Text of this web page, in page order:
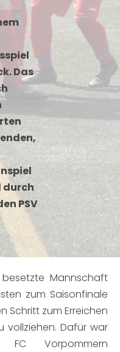
Das
durch
PSV
Mannschaft
zum Saisonfinale
Schritt zum Erreichen
vollziehen. Dafür war
Vorpommern